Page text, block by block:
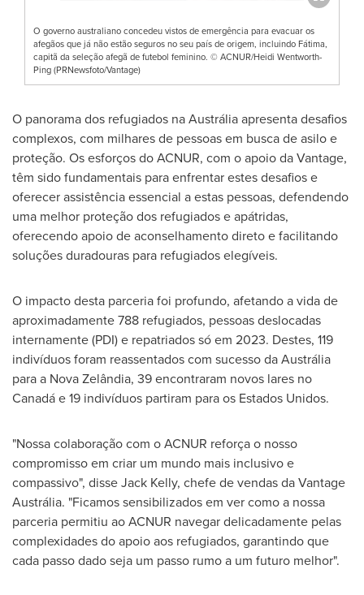
O governo australiano concedeu vistos de emergência para evacuar os
afegãos que já não estão seguros no seu país de origem, incluindo Fátima,
capitã da seleção afegã de futebol feminino. © ACNUR/Heidi Wentworth-
Ping (PRNewsfoto/Vantage)
O panorama dos refugiados na Austrália apresenta desafios
complexos, com milhares de pessoas em busca de asilo e
proteção. Os esforços do ACNUR, com o apoio da Vantage,
têm sido fundamentais para enfrentar estes desafios e
oferecer assistência essencial a estas pessoas, defendendo
uma melhor proteção dos refugiados e apátridas,
oferecendo apoio de aconselhamento direto e facilitando
soluções duradouras para refugiados elegíveis.
O impacto desta parceria foi profundo, afetando a vida de
aproximadamente 788 refugiados, pessoas deslocadas
internamente (PDI) e repatriados só em 2023. Destes, 119
indivíduos foram reassentados com sucesso da Austrália
para a Nova Zelândia, 39 encontraram novos lares no
Canadá e 19 indivíduos partiram para os Estados Unidos.
"Nossa colaboração com o ACNUR reforça o nosso
compromisso em criar um mundo mais inclusivo e
compassivo", disseJack Kelly, chefe de vendas da Vantage
Austrália. "Ficamos sensibilizados em ver como a nossa
parceria permitiu ao ACNUR navegar delicadamente pelas
complexidades do apoio aos refugiados, garantindo que
cada passo dado seja um passo rumo a um futuro melhor".